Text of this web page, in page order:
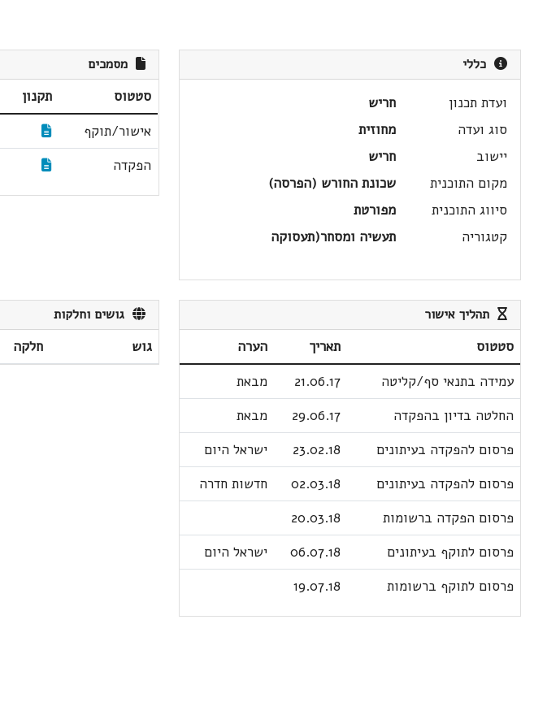
כללי
ועדת תכנון
חריש
סוג ועדה
מחוזית
יישוב
חריש
מקום התוכנית
שכונת החורש (הפרסה)
סיווג התוכנית
מפורטת
קטגוריה
תעשיה ומסחר(תעסוקה
מסמכים
סטטוס תקנון
אישור/תוקף
הפקדה
תהליך אישור
סטטוס תאריך
הערה
עמידה בתנאי סף/קליטה
21.06.17
מבאת
החלטה בדיון בהפקדה
29.06.17
מבאת
פרסום להפקדה בעיתונים
23.02.18
ישראל היום
פרסום להפקדה בעיתונים
02.03.18
חדשות חדרה
פרסום הפקדה ברשומות
20.03.18
פרסום לתוקף בעיתונים
06.07.18
ישראל היום
פרסום לתוקף ברשומות
19.07.18
גושים וחלקות
גוש חלקה